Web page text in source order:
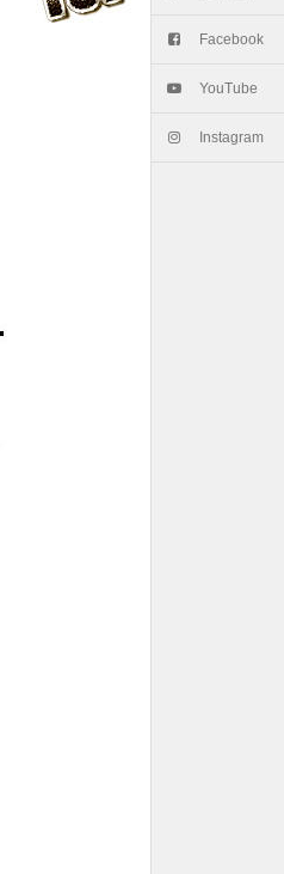
Facebook
YouTube
Instagram